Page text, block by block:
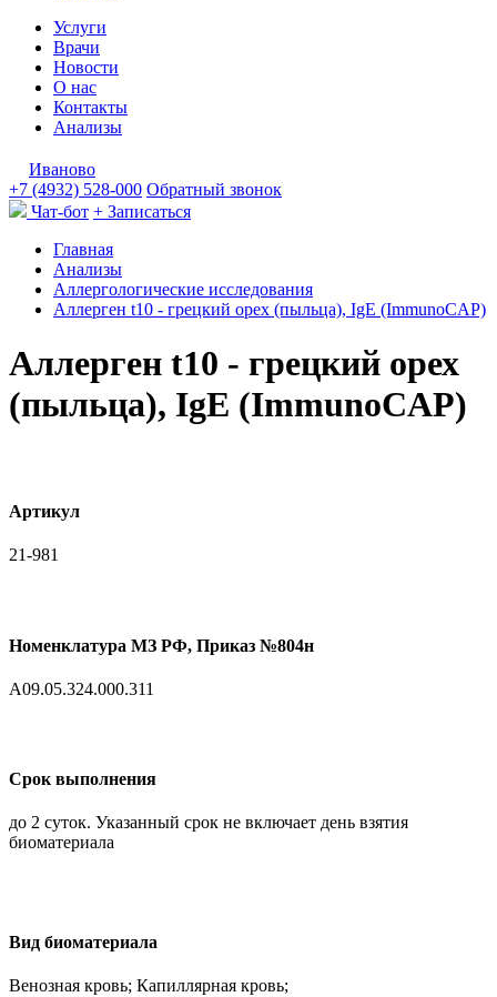
Услуги
Врачи
Новости
О нас
Контакты
Анализы
Иваново
+7 (4932) 528-000 Обратный звонок
Чат-бот + Записаться
Главная
Анализы
Аллергологические исследования
Аллерген t10 - грецкий орех (пыльца), IgE (ImmunoCAP)
Аллерген t10 - грецкий орех
(пыльца), IgE (ImmunoCAP)
Артикул
21-981
Номенклатура МЗ РФ, Приказ №804н
A09.05.324.000.311
Срок выполнения
до 2 суток. Указанный срок не включает день взятия
биоматериала
Вид биоматериала
Венозная кровь; Капиллярная кровь;